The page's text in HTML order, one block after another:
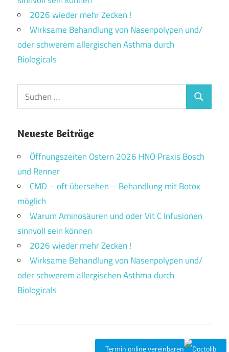
Termin online vereinbaren
2026 wieder mehr Zecken !
Wirksame Behandlung von Nasenpolypen und/
oder schwerem allergischen Asthma durch
Biologicals
Suchen
nach:
Suchen
Neueste Beiträge
Öffnungszeiten Ostern 2026 HNO Praxis Bosch
und Renner
CMD – oft übersehen – Behandlung mit Botox
möglich
Warum Aminosäuren und oder Vit C Infusionen
sinnvoll sein können
2026 wieder mehr Zecken !
Wirksame Behandlung von Nasenpolypen und/
oder schwerem allergischen Asthma durch
Biologicals